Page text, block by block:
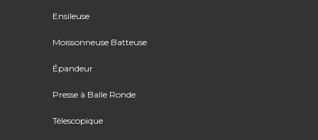
Ensileuse
Moissonneuse Batteuse
Épandeur
Presse à Balle Ronde
Télescopique